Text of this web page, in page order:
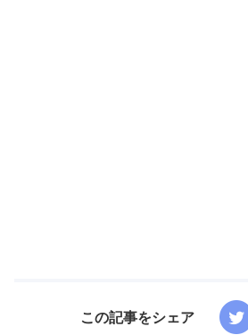
この記事をシェア